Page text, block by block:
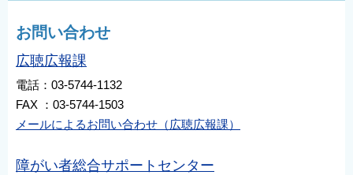
お問い合わせ
広聴広報課
電話：03-5744-1132
FAX ：03-5744-1503
メールによるお問い合わせ（広聴広報課）
障がい者総合サポートセンター